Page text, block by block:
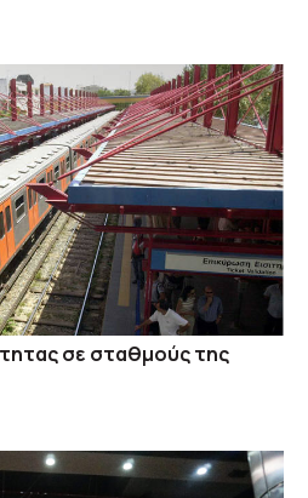
σε σταθμούς της